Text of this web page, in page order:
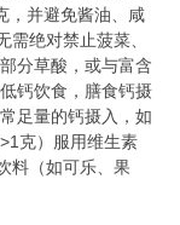
，并避免酱油、咸
需绝对禁止菠菜、
分草酸，或与富含
钙饮食，膳食钙摄
足量的钙摄入，如
克）服用维生素
料（如可乐、果